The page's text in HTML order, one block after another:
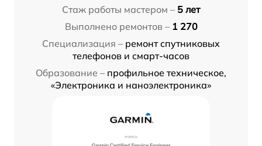
Стаж работы мастером – 5 лет
Выполнено ремонтов – 1 270
Специализация – ремонт спутниковых
телефонов и смарт-часов
Образование – профильное техническое,
«Электроника и наноэлектроника»